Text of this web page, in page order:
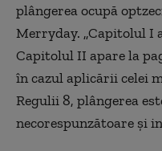
plângerea ocupă
Merryday. „Capitolul I
Capitolul II apare la
în cazul aplicării celei
Regulii 8, plângerea
necorespunzătoare și